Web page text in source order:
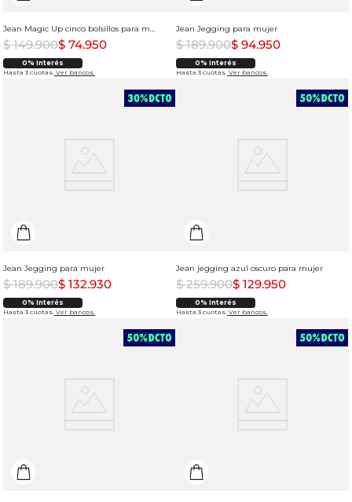
Jean Magic Up cinco bolsillos para mujer
$ 149.900$ 74.950
0% Interés
Hasta 3 cuotas. Ver bancos.
Jean Jegging para mujer
$ 189.900$ 94.950
0% Interés
Hasta 3 cuotas. Ver bancos.
Jean Jegging para mujer
$ 189.900$ 132.930
0% Interés
Hasta 3 cuotas. Ver bancos.
Jean jegging azul oscuro para mujer
$ 259.900$ 129.950
0% Interés
Hasta 3 cuotas. Ver bancos.